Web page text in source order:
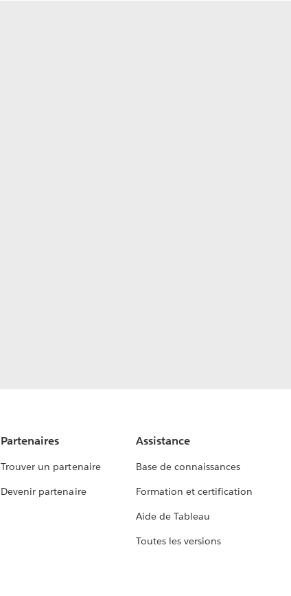
Partenaires
Trouver un partenaire
Devenir partenaire
Assistance
Base de connaissances
Formation et certification
Aide de Tableau
Toutes les versions